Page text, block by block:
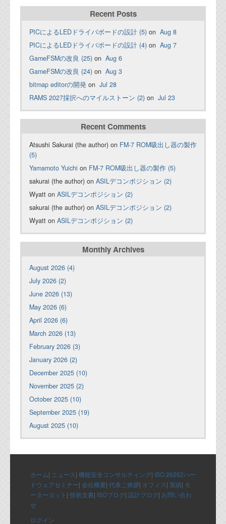
Recent Posts
PICによるLEDドライバボードの設計 (5) on Aug 8
PICによるLEDドライバボードの設計 (4) on Aug 7
GameFSMの改良 (25) on Aug 6
GameFSMの改良 (24) on Aug 3
bitmap editorの開発 on Jul 28
RAMS 2027採択へのマイルストーン (2) on Jul 23
Recent Comments
Atsushi Sakurai (the author) on FM-7 ROM吸出し器の製作
(5)
Yamamoto Yuichi on FM-7 ROM吸出し器の製作 (5)
sakurai (the author) on ASILデコンポジション (2)
Wyatt on ASILデコンポジション (2)
sakurai (the author) on ASILデコンポジション (2)
Wyatt on ASILデコンポジション (2)
Monthly Archives
August 2026 (4)
July 2026 (2)
June 2026 (13)
May 2026 (6)
April 2026 (6)
March 2026 (13)
February 2026 (3)
January 2026 (2)
December 2025 (10)
November 2025 (2)
October 2025 (10)
September 2025 (19)
August 2025 (10)
ホーム| ニュース| 機能安全コンサルティング| ISO 26262ハー
ドウェアセミナー| 会社概要| 代表ご挨拶| オフィス| 実績| モ
ーターヨット | 技術文書| ISOブログ| 設計ブログ| お問い合わ
せ
ログイン